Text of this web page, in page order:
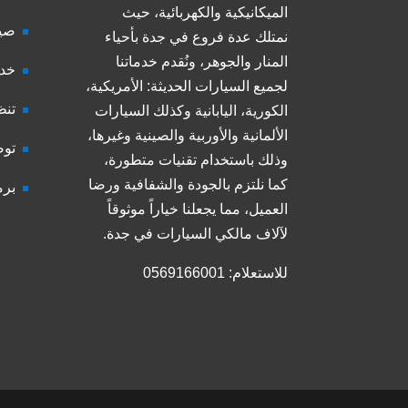
الميكانيكية والكهربائية، حيث
نمتلك عدة فروع في جدة بأحياء
المنار والجوهر، ونُقدم خدماتنا
لجميع السيارات الحديثة: الأمريكية،
الكورية، اليابانية وكذلك السيارات
الألمانية والأوربية والصينية وغيرها،
وذلك باستخدام تقنيات متطورة،
كما نلتزم بالجودة والشفافية ورضا
العميل، مما يجعلنا خياراً موثوقاً
لآلاف مالكي السيارات في جدة.
للاستعلام: 0569166001